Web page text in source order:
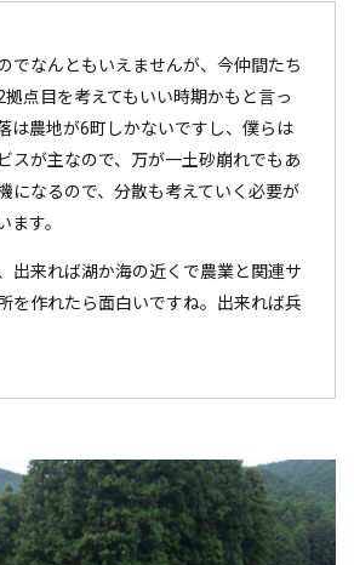
でなんともいえませんが、今仲間たち
点目を考えてもいい時期かもと言っ
は農地が6町しかないですし、僕らは
スが主なので、万が一土砂崩れでもあ
になるので、分散も考えていく必要が
ます。
出来れば湖か海の近くで農業と関連サ
を作れたら面白いですね。出来れば兵